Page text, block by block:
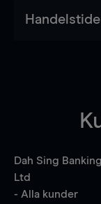
Dah Sing
Ltd
- Alla kunder